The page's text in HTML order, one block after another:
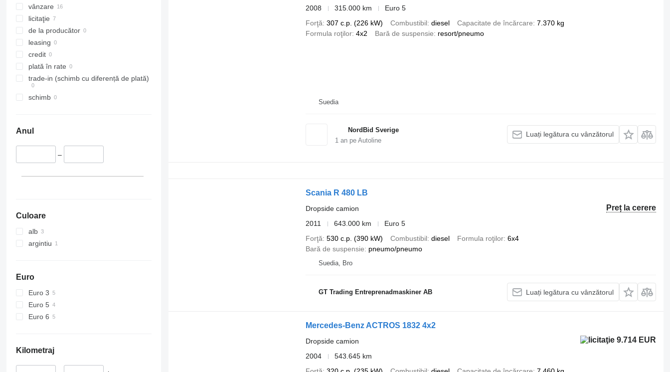
Stockholm
Nälden
Luleå
Karlstad
vânzare
licitaţie
de la producător
leasing
credit
plată în rate
trade-in (schimb cu diferență de plată)
schimb
Anul
–
Culoare
alb
argintiu
Euro
Euro 3
Euro 5
Euro 6
Kilometraj
2008
315.000 km
Euro 5
Forţă 307 c.p. (226 kW) Combustibil diesel Capacitate de încărcare 7.370 kg
Formula roţilor 4x2 Bară de suspensie resort/pneumo
Suedia
NordBid Sverige
1 an pe Autoline
Luați legătura cu vânzătorul
Scania R 480 LB
Preț la cerere
Dropside camion
2011
643.000 km
Euro 5
Forţă 530 c.p. (390 kW) Combustibil diesel Formula roţilor 6x4
Bară de suspensie
pneumo/pneumo
Suedia, Bro
GT Trading Entreprenadmaskiner AB Luați legătura cu vânzătorul
Mercedes-Benz ACTROS 1832 4x2
9.714 EUR
Dropside camion
2004
543.645 km